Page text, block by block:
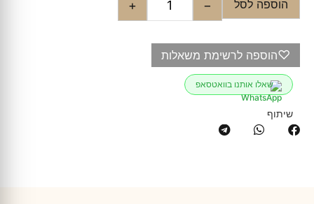
−
+ הוספה לסל
♡הוספה לרשימת משאלות
שאלו אותנו בוואטסאפ
שיתוף